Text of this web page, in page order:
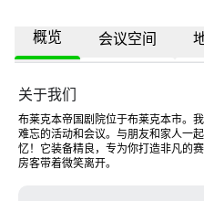
概览 会议空间
关于我们
布莱克本帝国剧院位于布莱克本市。
难忘的活动和会议。与朋友和家人一
忆！它装备精良，专为你打造非凡的
房客带着微笑离开。